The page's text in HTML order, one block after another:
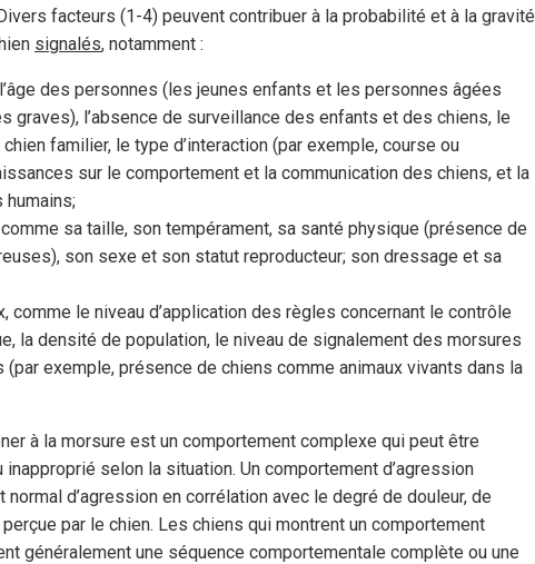
facteurs (1-4) peuvent contribuer à la probabilité et à la gravité
signalés, notamment :
des personnes (les jeunes enfants et les personnes âgées
graves), l’absence de surveillance des enfants et des chiens, le
familier, le type d’interaction (par exemple, course ou
sur le comportement et la communication des chiens, et la
humains;
sa taille, son tempérament, sa santé physique (présence de
son sexe et son statut reproducteur; son dressage et sa
comme le niveau d’application des règles concernant le contrôle
la densité de population, le niveau de signalement des morsures
exemple, présence de chiens comme animaux vivants dans la
à la morsure est un comportement complexe qui peut être
selon la situation. Un comportement d’agression
d’agression en corrélation avec le degré de douleur, de
par le chien. Les chiens qui montrent un comportement
généralement une séquence comportementale complète ou une